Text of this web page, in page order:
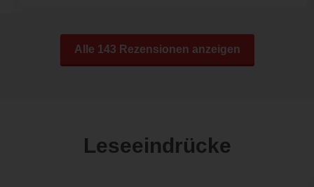
Alle 143 Rezensionen anzeigen
Leseeindrücke